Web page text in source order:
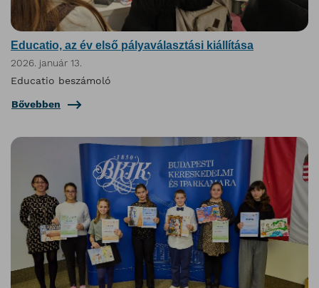
Educatio, az év első pályaválasztási kiállítása
2026. január 13.
Educatio beszámoló
Bővebben